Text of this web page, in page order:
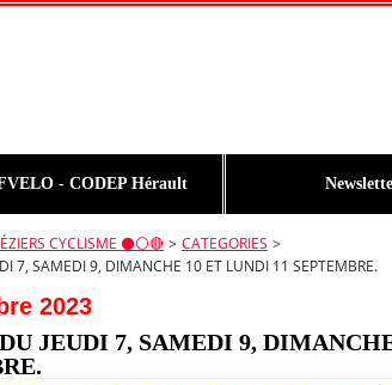
- CODEP Hérault
CYCLISME ⚫️⚪️🔴 > CATEGORIES >
7, SAMEDI 9, DIMANCHE 10 ET LUNDI 11 SEPTEMBRE.
2023
JEUDI 7, SAMEDI 9,